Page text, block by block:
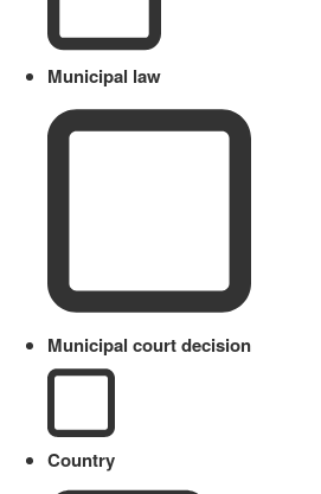
Municipal law
Municipal court decision
Country